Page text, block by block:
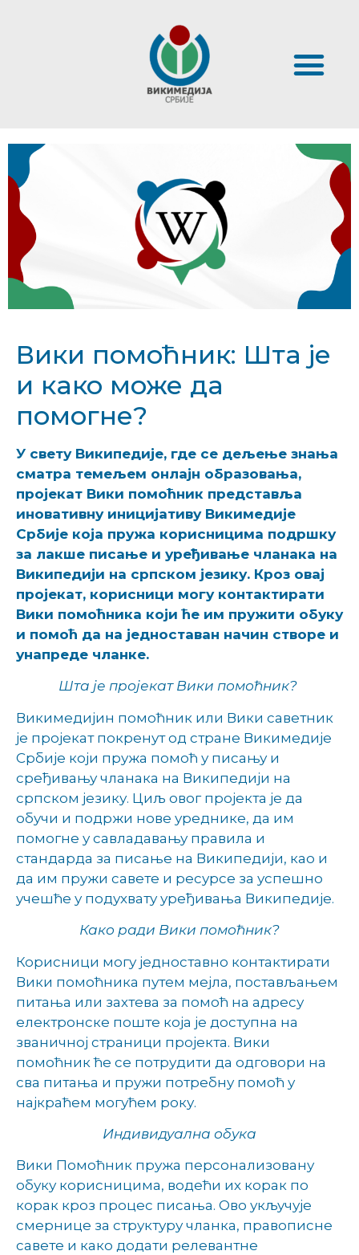
Вики помоћник: Шта је
и како може да
помогне?
У свету Википедије, где се дељење знања
сматра темељем онлајн образовања,
пројекат Вики помоћник представља
иновативну иницијативу Викимедије
Србије која пружа корисницима подршку
за лакше писање и уређивање чланака на
Википедији на српском језику. Кроз овај
пројекат, корисници могу контактирати
Вики помоћника који ће им пружити обуку
и помоћ да на једноставан начин створе и
унапреде чланке.
Шта је пројекат Вики помоћник?
Викимедијин помоћник или Вики саветник
је пројекат покренут од стране Викимедије
Србије који пружа помоћ у писању и
сређивању чланака на Википедији на
српском језику. Циљ овог пројекта је да
обучи и подржи нове уреднике, да им
помогне у савладавању правила и
стандарда за писање на Википедији, као и
да им пружи савете и ресурсе за успешно
учешће у подухвату уређивања Википедије.
Како ради Вики помоћник?
Корисници могу једноставно контактирати
Вики помоћника путем мејла, постављањем
питања или захтева за помоћ на адресу
електронске поште која је доступна на
званичној страници пројекта. Вики
помоћник ће се потрудити да одговори на
сва питања и пружи потребну помоћ у
најкраћем могућем року.
Индивидуална обука
Вики Помоћник пружа персонализовану
обуку корисницима, водећи их корак по
корак кроз процес писања. Ово укључује
смернице за структуру чланка, правописне
савете и како додати релевантне